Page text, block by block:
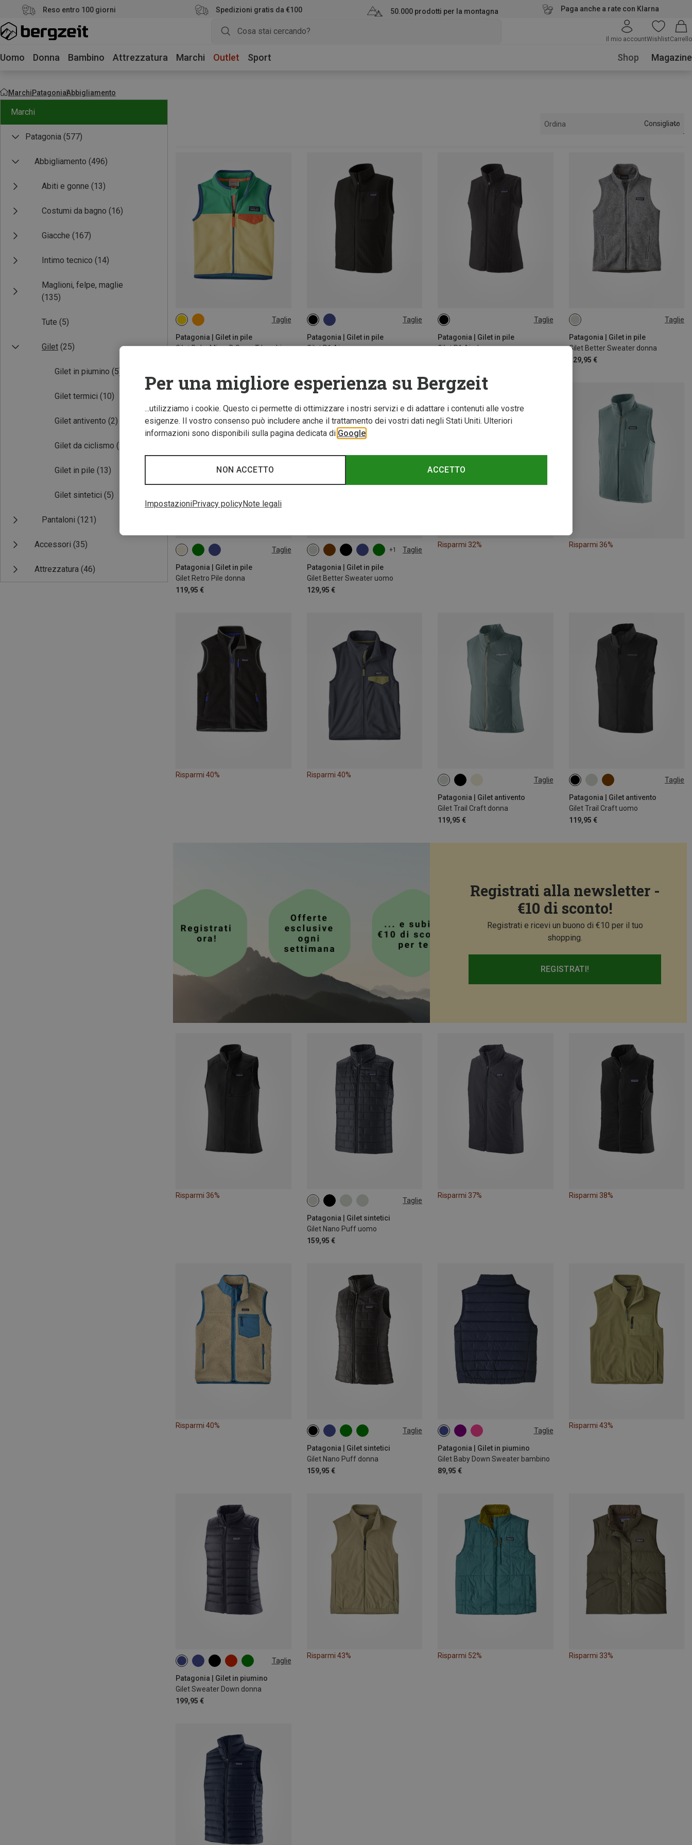
Reso entro 100 giorni Spedizioni gratis da €100 50.000 prodotti per la montagna Paga anche a rate con Klarna
Il mio accountWishlistCarrello
Uomo Donna Bambino Attrezzatura Marchi Outlet Sport Shop Magazine
MarchiPatagoniaAbbigliamento
Marchi
Patagonia (577)
Abbigliamento (496)
Abiti e gonne (13)
Costumi da bagno (16)
Giacche (167)
Intimo tecnico (14)
Maglioni, felpe, maglie
(135)
Tute (5)
Gilet (25)
Gilet in piumino (5)
Gilet termici (10)
Gilet antivento (2)
Gilet da ciclismo (2)
Gilet in pile (13)
Gilet sintetici (5)
Pantaloni (121)
Accessori (35)
Attrezzatura (46)
Ordina Consigliato
Taglie
Patagonia | Gilet in pile
Gilet Baby Micro D Snap-T bambino
79 Taglie
Patagonia | Gilet in pile
Gilet R1 Air uomo
M XL Taglie
Patagonia | Gilet in pile
Gilet R1 Air donna
L Taglie
Patagonia | Gilet in pile
Gilet Better Sweater donna
129,95 €
XS
Taglie
Patagonia | Gilet in pile
Gilet Retro Pile donna
119,95 €
M L XL
+1 Taglie
Patagonia | Gilet in pile
Gilet Better Sweater uomo
129,95 €
S M L XL XXL
Risparmi 32% Risparmi 36%
Risparmi 40% Risparmi 40%
Taglie
Patagonia | Gilet antivento
Gilet Trail Craft donna
119,95 €
XS S Taglie
Patagonia | Gilet antivento
Gilet Trail Craft uomo
119,95 €
S M L
Registrati alla newsletter -
€10 di sconto!
Registrati e ricevi un buono di €10 per il tuo
shopping.
REGISTRATI!
Risparmi 36%
Taglie
Patagonia | Gilet sintetici
Gilet Nano Puff uomo
159,95 €
S M L XL
Risparmi 37% Risparmi 38%
Risparmi 40%
Taglie
Patagonia | Gilet sintetici
Gilet Nano Puff donna
159,95 €
XS S M Taglie
Patagonia | Gilet in piumino
Gilet Baby Down Sweater bambino
89,95 €
89 97
Risparmi 43%
Taglie
Patagonia | Gilet in piumino
Gilet Sweater Down donna
199,95 €
XS S M
Risparmi 43% Risparmi 52% Risparmi 33%
Per una migliore esperienza su Bergzeit
...utilizziamo i cookie. Questo ci permette di ottimizzare i nostri servizi e di adattare i contenuti alle vostre
esigenze. Il vostro consenso può includere anche il trattamento dei vostri dati negli Stati Uniti. Ulteriori
informazioni sono disponibili sulla pagina dedicata di Google
ACCETTO
NON ACCETTO
ImpostazioniPrivacy policyNote legali